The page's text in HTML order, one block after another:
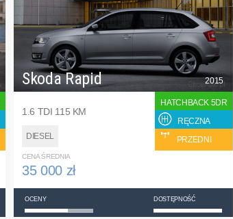
Skoda Rapid
1.6 TDI 115 KM
DIESEL
2015
HATCHBACK 5DR
RĘCZNA
PRZEDNI
CENA ŚREDNIA
35 000 zł
OCENY DOSTĘPNOŚĆ